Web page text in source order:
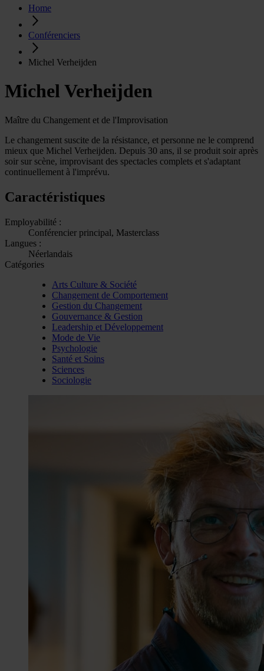
Home
Conférenciers
Michel Verheijden
Michel Verheijden
Maître du Changement et de l'Improvisation
Le changement suscite de la résistance, et personne ne le comprend
mieux que Michel Verheijden. Depuis 30 ans, il se produit soir après
soir sur scène, improvisant des spectacles complets et s'adaptant
continuellement à l'imprévu.
Caractéristiques
Employabilité :
Conférencier principal, Masterclass
Langues :
Néerlandais
Catégories
Arts Culture & Société
Changement de Comportement
Gestion du Changement
Gouvernance & Gestion
Leadership et Développement
Mode de Vie
Psychologie
Santé et Soins
Sciences
Sociologie